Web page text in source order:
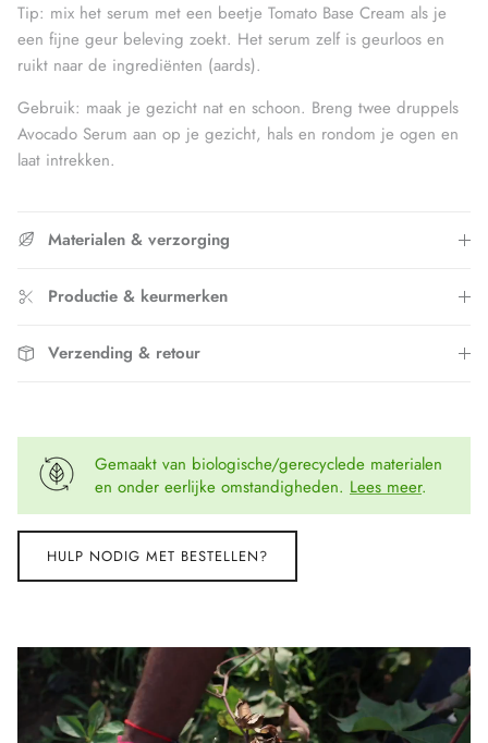
Tip: mix het serum met een beetje Tomato Base Cream als je
een fijne geur beleving zoekt. Het serum zelf is geurloos en
ruikt naar de ingrediënten (aards).
Gebruik: maak je gezicht nat en schoon. Breng twee druppels
Avocado Serum aan op je gezicht, hals en rondom je ogen en
laat intrekken.
Materialen & verzorging
Productie & keurmerken
Verzending & retour
Gemaakt van biologische/gerecyclede materialen
en onder eerlijke omstandigheden. Lees meer.
HULP NODIG MET BESTELLEN?